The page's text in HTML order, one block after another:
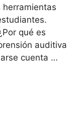
herramientas
qué es
auditiva
cuenta …